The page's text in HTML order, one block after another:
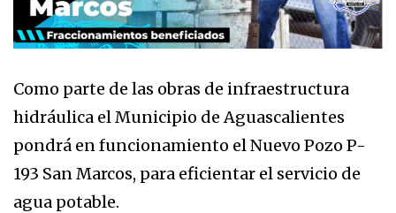
Como parte de las obras de infraestructura
hidráulica el Municipio de Aguascalientes
pondrá en funcionamiento el Nuevo Pozo P-
193 San Marcos, para eficientar el servicio de
agua potable.